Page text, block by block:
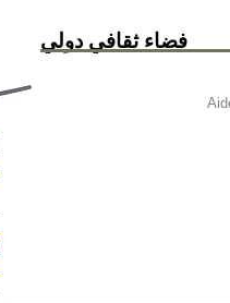
فضاء ثقافي دولي